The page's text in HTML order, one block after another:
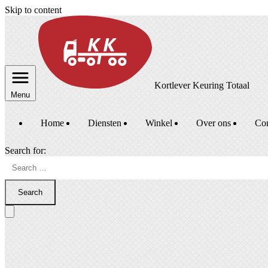
Skip to content
Menu
Kortlever Keuring Totaal
Home Diensten Winkel Over ons
Search for:
Search